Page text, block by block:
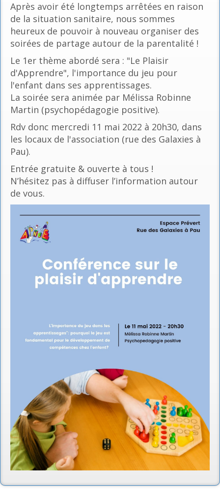
Après avoir été longtemps arrêtées en raison
de la situation sanitaire, nous sommes
heureux de pouvoir à nouveau organiser des
soirées de partage autour de la parentalité !
Le 1er thème abordé sera : "Le Plaisir
d'Apprendre", l'importance du jeu pour
l'enfant dans ses apprentissages.
La soirée sera animée par Mélissa Robinne
Martin (psychopédagogie positive).
Rdv donc mercredi 11 mai 2022 à 20h30, dans
les locaux de l'association (rue des Galaxies à
Pau).
Entrée gratuite & ouverte à tous !
N’hésitez pas à diffuser l’information autour
de vous.